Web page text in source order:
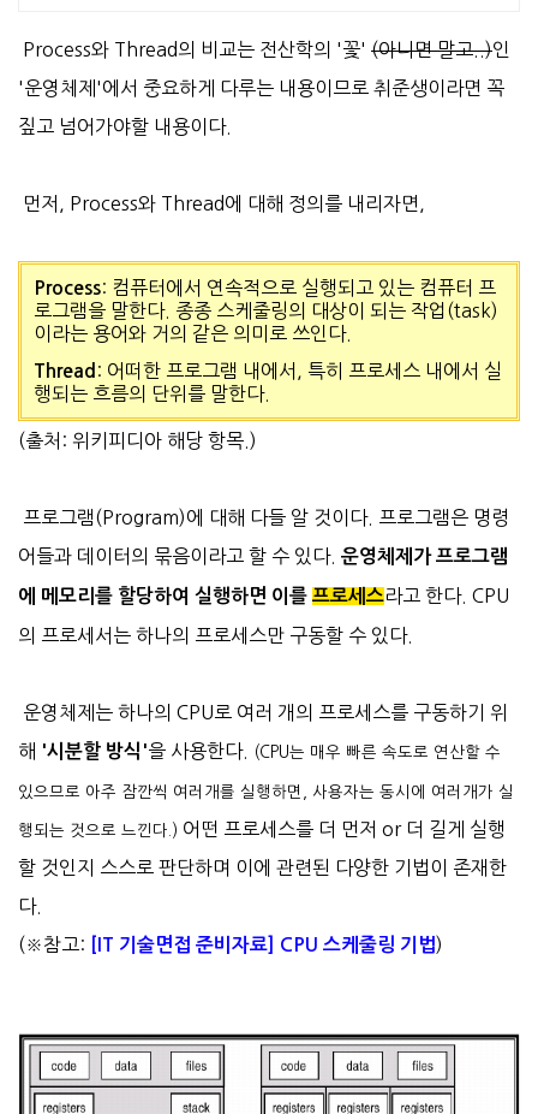
Process와 Thread의 비교는 전산학의 '꽃' (아니면 말고..)인
'운영체제'에서 중요하게 다루는 내용이므로 취준생이라면 꼭
짚고 넘어가야할 내용이다.
먼저, Process와 Thread에 대해 정의를 내리자면,
Process: 컴퓨터에서 연속적으로 실행되고 있는 컴퓨터 프
로그램을 말한다. 종종 스케줄링의 대상이 되는 작업(task)
이라는 용어와 거의 같은 의미로 쓰인다.
Thread : 어떠한 프로그램 내에서, 특히 프로세스 내에서 실
행되는 흐름의 단위를 말한다.
(출처: 위키피디아 해당 항목.)
프로그램(Program)에 대해 다들 알 것이다. 프로그램은 명령
어들과 데이터의 묶음이라고 할 수 있다. 운영체제가 프로그램
에 메모리를 할당하여 실행하면 이를 프로세스라고 한다. CPU
의 프로세서는 하나의 프로세스만 구동할 수 있다.
운영체제는 하나의 CPU로 여러 개의 프로세스를 구동하기 위
해 '시분할 방식'을 사용한다. (CPU는 매우 빠른 속도로 연산할 수
있으므로 아주 잠깐씩 여러개를 실행하면, 사용자는 동시에 여러개가 실
행되는 것으로 느낀다.) 어떤 프로세스를 더 먼저 or 더 길게 실행
할 것인지 스스로 판단하며 이에 관련된 다양한 기법이 존재한
다.
(※참고:
[IT 기술면접 준비자료] CPU 스케줄링 기법)